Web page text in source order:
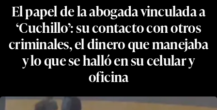
El papel de la abogada vinculada a
‘Cuchillo’: su contacto con otros
criminales, el dinero que manejaba
y lo que se halló en su celular y
oficina